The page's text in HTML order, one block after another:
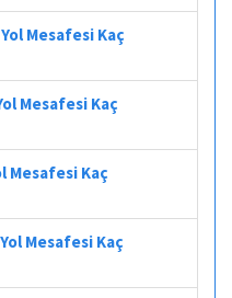
Mesafesi Kaç
Mesafesi Kaç
Mesafesi Kaç
Mesafesi Kaç